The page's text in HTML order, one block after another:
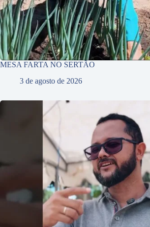
MESA FARTA NO SERTÃO
3 de agosto de 2026